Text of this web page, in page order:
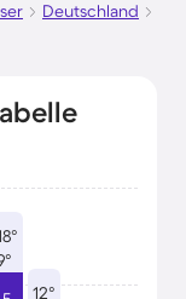
Deutschland
12°